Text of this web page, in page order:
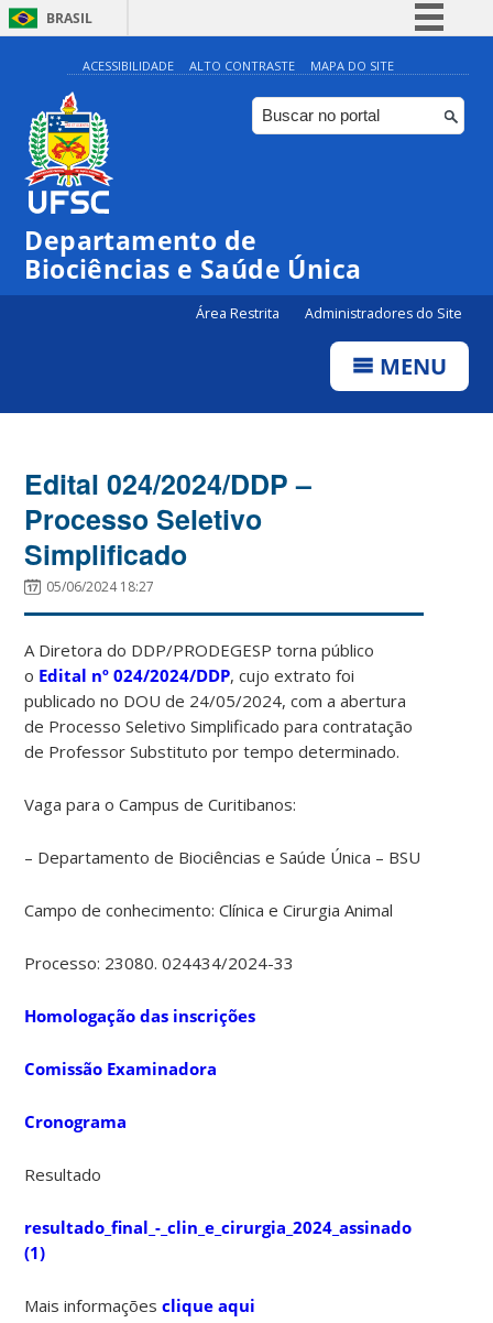
BRASIL
Simplifique!
Comunica BR
Participe
ACESSIBILIDADE ALTO CONTRASTE MAPA DO SITE
Departamento de
Biociências e Saúde Única
Área Restrita Administradores do Site
MENU
Edital 024/2024/DDP –
Processo Seletivo
Simplificado
05/06/2024 18:27
A Diretora do DDP/PRODEGESP torna público
o Edital nº 024/2024/DDP, cujo extrato foi
publicado no DOU de 24/05/2024, com a abertura
de Processo Seletivo Simplificado para contratação
de Professor Substituto por tempo determinado.
Vaga para o Campus de Curitibanos:
– Departamento de Biociências e Saúde Única – BSU
Campo de conhecimento: Clínica e Cirurgia Animal
Processo: 23080. 024434/2024-33
Homologação das inscrições
Comissão Examinadora
Cronograma
Resultado
resultado_final_-_clin_e_cirurgia_2024_assinado
(1)
Mais informaçõesclique aqui